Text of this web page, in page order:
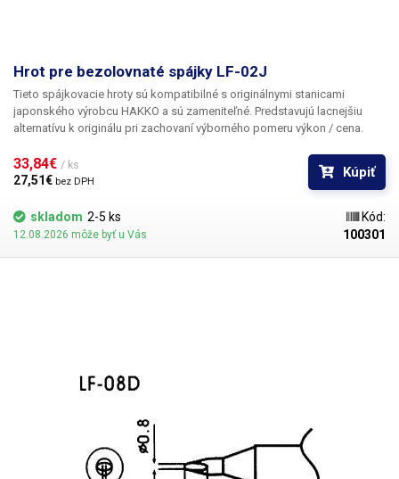
Hrot pre bezolovnaté spájky LF-02J
Tieto spájkovacie hroty sú kompatibilné s originálnymi stanicami
japonského výrobcu HAKKO a sú zameniteľné. Predstavujú lacnejšiu
alternatívu k originálu pri zachovaní výborného pomeru výkon / cena.
33,84€ / ks
27,51€ bez DPH
Kúpiť
skladom 2-5 ks
12.08.2026 môže byť u Vás
Kód:
100301